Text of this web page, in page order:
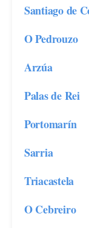
Santiago de
O Pedrouzo
Arzúa
Palas de Rei
Portomarín
Sarria
Triacastela
O Cebreiro